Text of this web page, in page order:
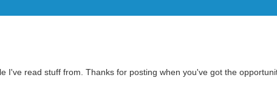
I've read stuff from. Thanks for posting when you've got the